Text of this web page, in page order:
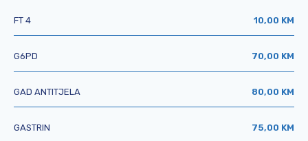
FT 4 10,00 KM
G6PD 70,00 KM
GAD ANTITJELA 80,00 KM
GASTRIN 75,00 KM